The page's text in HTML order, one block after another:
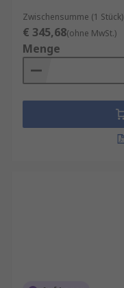
Zwischensumme (1 Stück)
€ 345,68(ohne MwSt.)
Menge